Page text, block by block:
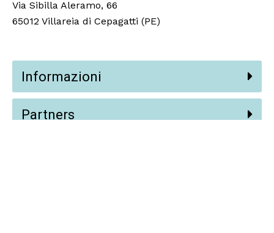
Via Sibilla Aleramo, 66
65012 Villareia di Cepagatti (PE)
Informazioni
Partners